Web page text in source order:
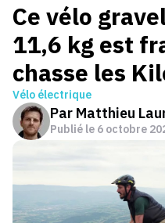
Ce vélo
11,6 kg est
chasse les
Vélo électrique
Par Matthieu
Publié le 6 octobre